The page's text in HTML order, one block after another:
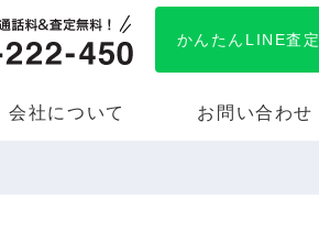
かんたんLINE査定
会社について お問い合わせ